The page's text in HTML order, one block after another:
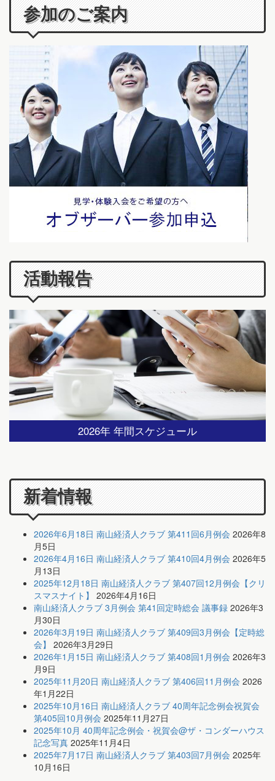
参加のご案内
活動報告
2026年 年間スケジュール
新着情報
2026年6月18日 南山経済人クラブ 第411回6月例会 2026年8
月5日
2026年4月16日 南山経済人クラブ 第410回4月例会 2026年5
月13日
2025年12月18日 南山経済人クラブ 第407回12月例会【クリ
スマスナイト】 2026年4月16日
南山経済人クラブ 3月例会 第41回定時総会 議事録 2026年3
月30日
2026年3月19日 南山経済人クラブ 第409回3月例会【定時総
会】 2026年3月29日
2026年1月15日 南山経済人クラブ 第408回1月例会 2026年3
月9日
2025年11月20日 南山経済人クラブ 第406回11月例会 2026
年1月22日
2025年10月16日 南山経済人クラブ 40周年記念例会祝賀会
第405回10月例会 2025年11月27日
2025年10月 40周年記念例会・祝賀会@ザ・コンダーハウス
記念写真 2025年11月4日
2025年7月17日 南山経済人クラブ 第403回7月例会 2025年
10月16日